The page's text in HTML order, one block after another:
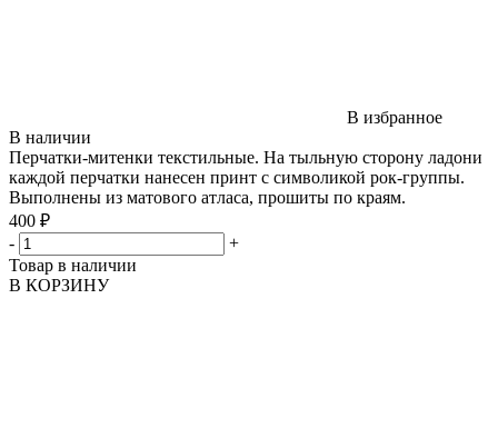
В избранное
В наличии
Перчатки-митенки текстильные. На тыльную сторону ладони
каждой перчатки нанесен принт с символикой рок-группы.
Выполнены из матового атласа, прошиты по краям.
400 ₽
-
+
Товар в наличии
В КОРЗИНУ